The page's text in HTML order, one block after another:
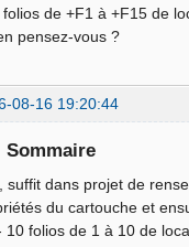
de +F1 à +F15 de
pensez-vous ?
08-16 19:20:44
Sommaire
suffit dans projet de
du cartouche et
10 folios de 1 à 10 de